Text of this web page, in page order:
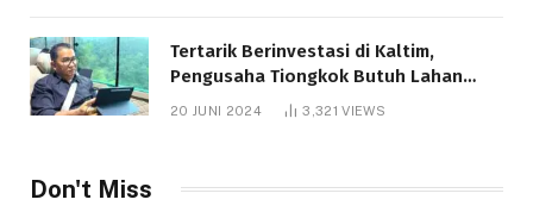
Tertarik Berinvestasi di Kaltim,
Pengusaha Tiongkok Butuh Lahan
1.000 Hektare
20 JUNI 2024 3,321VIEWS
Don't Miss